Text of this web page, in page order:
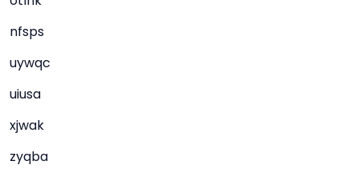
nfsps
uywqc
uiusa
xjwak
zyqba